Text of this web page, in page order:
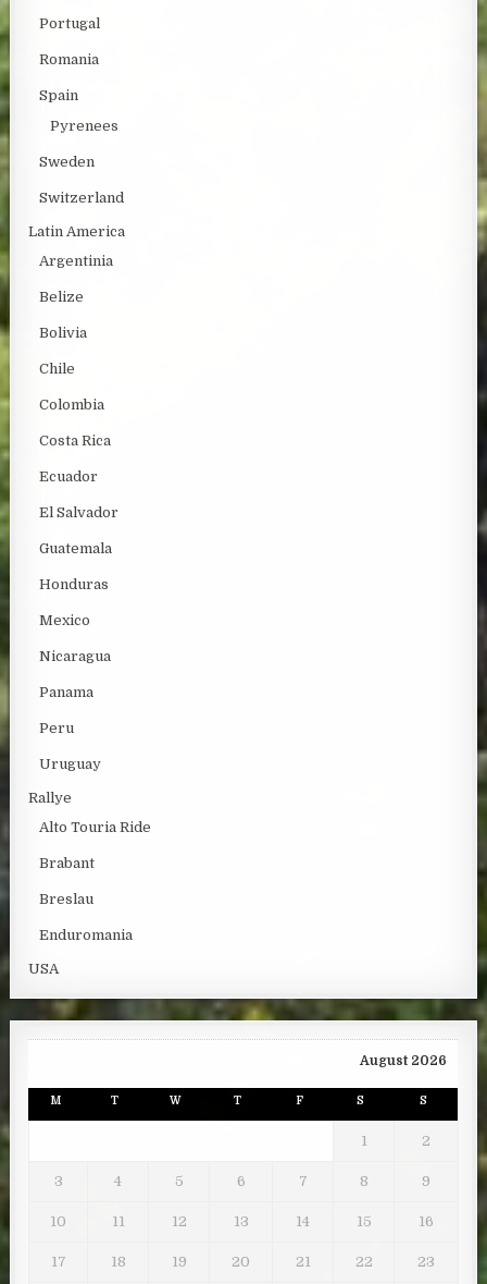
Portugal
Romania
Spain
Pyrenees
Sweden
Switzerland
Latin America
Argentinia
Belize
Bolivia
Chile
Colombia
Costa Rica
Ecuador
El Salvador
Guatemala
Honduras
Mexico
Nicaragua
Panama
Peru
Uruguay
Rallye
Alto Touria Ride
Brabant
Breslau
Enduromania
USA
August 2026
M T W T F S S
1 2
3 4 5 6 7 8 9
10 11 12 13 14 15 16
17 18 19 20 21 22 23